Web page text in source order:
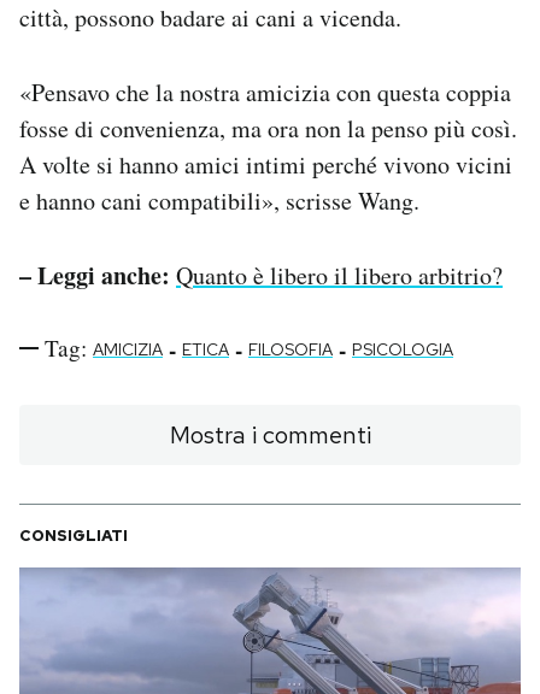
città, possono badare ai cani a vicenda.
«Pensavo che la nostra amicizia con questa coppia
fosse di convenienza, ma ora non la penso più così.
A volte si hanno amici intimi perché vivono vicini
e hanno cani compatibili», scrisse Wang.
– Leggi anche: Quanto è libero il libero arbitrio?
Tag: AMICIZIA - ETICA - FILOSOFIA - PSICOLOGIA
Mostra i commenti
CONSIGLIATI